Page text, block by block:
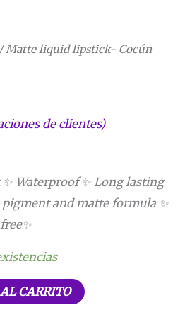
Matte liquid lipstick- Cocún
de clientes)
Waterproof ✨ Long lasting
pigment and matte formula ✨
CARRITO